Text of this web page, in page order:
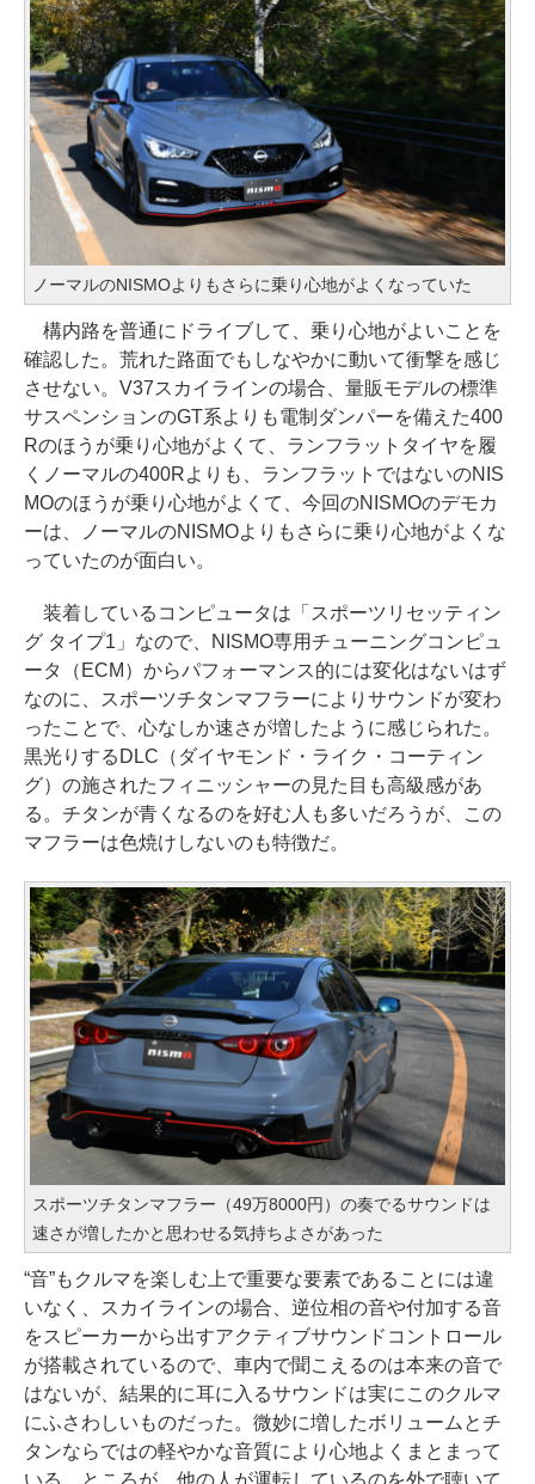
ノーマルのNISMOよりもさらに乗り心地がよくなっていた
構内路を普通にドライブして、乗り心地がよいことを
確認した。荒れた路面でもしなやかに動いて衝撃を感じ
させない。V37スカイラインの場合、量販モデルの標準
サスペンションのGT系よりも電制ダンパーを備えた400
Rのほうが乗り心地がよくて、ランフラットタイヤを履
くノーマルの400Rよりも、ランフラットではないのNIS
MOのほうが乗り心地がよくて、今回のNISMOのデモカ
ーは、ノーマルのNISMOよりもさらに乗り心地がよくな
っていたのが面白い。
装着しているコンピュータは「スポーツリセッティン
グ タイプ1」なので、NISMO専用チューニングコンピュ
ータ（ECM）からパフォーマンス的には変化はないはず
なのに、スポーツチタンマフラーによりサウンドが変わ
ったことで、心なしか速さが増したように感じられた。
黒光りするDLC（ダイヤモンド・ライク・コーティン
グ）の施されたフィニッシャーの見た目も高級感があ
る。チタンが青くなるのを好む人も多いだろうが、この
マフラーは色焼けしないのも特徴だ。
スポーツチタンマフラー（49万8000円）の奏でるサウンドは
速さが増したかと思わせる気持ちよさがあった
“音”もクルマを楽しむ上で重要な要素であることには違
いなく、スカイラインの場合、逆位相の音や付加する音
をスピーカーから出すアクティブサウンドコントロール
が搭載されているので、車内で聞こえるのは本来の音で
はないが、結果的に耳に入るサウンドは実にこのクルマ
にふさわしいものだった。微妙に増したボリュームとチ
タンならではの軽やかな音質により心地よくまとまって
いる。ところが、他の人が運転しているのを外で聴いて